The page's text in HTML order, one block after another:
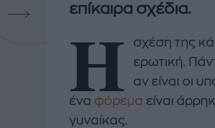
επίκαιρα σχέδια.
Η
σχέση της
ερωτική.
αν είναι οι
ένα φόρεμα είναι
γυναίκας.